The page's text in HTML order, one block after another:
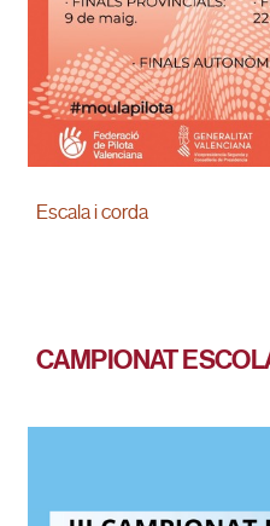
Escala i corda
CAMPIONAT